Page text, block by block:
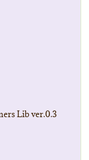
Lib ver.0.3